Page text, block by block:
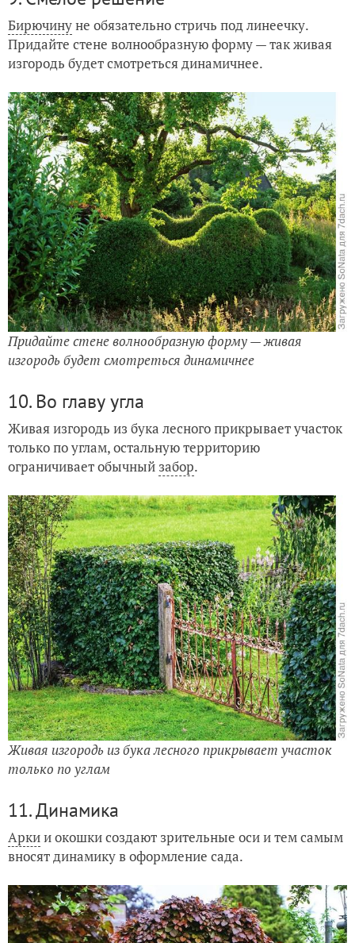
Бирючинуне обязательно стричь под линеечку.
Придайте стене волнообразную форму — так живая
изгородь будет смотреться динамичнее.
Придайте стене волнообразную форму — живая
изгородь будет смотреться динамичнее
10. Во главу угла
Живая изгородь из бука лесного прикрывает участок
только по углам, остальную территорию
ограничивает обычный забор.
Живая изгородь из бука лесного прикрывает участок
только по углам
11. Динамика
Аркии окошки создают зрительные оси и тем самым
вносят динамику в оформление сада.